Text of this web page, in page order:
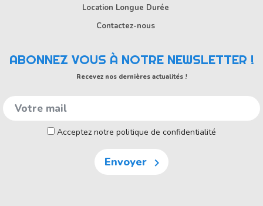
Location Longue Durée
Contactez-nous
ABONNEZ VOUS À NOTRE NEWSLETTER !
Recevez nos dernières actualités !
Acceptez notre politique de confidentialité
Envoyer 